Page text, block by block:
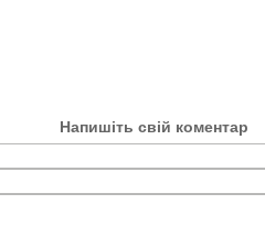
Напишіть свій коментар